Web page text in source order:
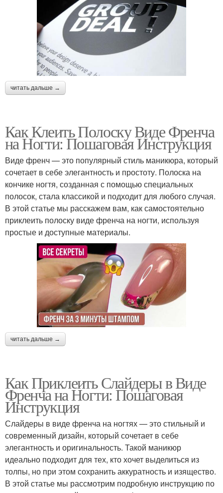
читать дальше →
Как Клеить Полоску Виде Френча
на Ногти: Пошаговая Инструкция
Виде френч — это популярный стиль маникюра, который
сочетает в себе элегантность и простоту. Полоска на
кончике ногтя, созданная с помощью специальных
полосок, стала классикой и подходит для любого случая.
В этой статье мы расскажем вам, как самостоятельно
приклеить полоску виде френча на ногти, используя
простые и доступные материалы.
читать дальше →
Как Приклеить Слайдеры в Виде
Френча на Ногти: Пошаговая
Инструкция
Слайдеры в виде френча на ногтях — это стильный и
современный дизайн, который сочетает в себе
элегантность и оригинальность. Такой маникюр
идеально подходит для тех, кто хочет выделиться из
толпы, но при этом сохранить аккуратность и изящество.
В этой статье мы рассмотрим подробную инструкцию по